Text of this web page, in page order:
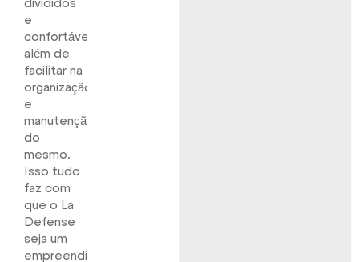
divididos
e
confortáveis
além de
facilitar na
organização
e
manutenção
do
mesmo.
Isso tudo
faz com
que o La
Defense
seja um
empreendimento